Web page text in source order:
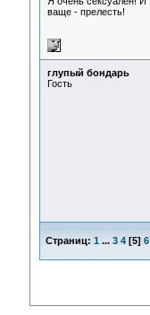
ваще - прелесть!
глупый бондарь
Гость
Страниц: 1 ... 3 4[5] 6